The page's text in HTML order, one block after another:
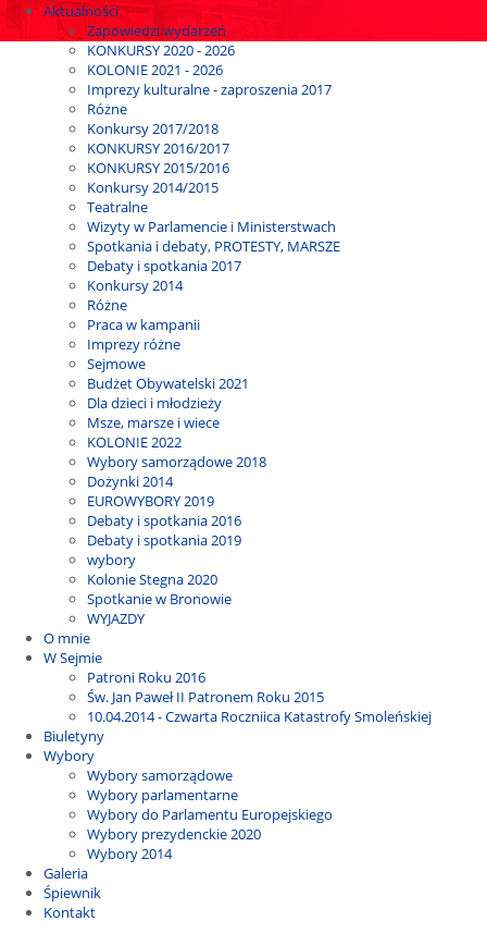
Aktualności
Zapowiedzi wydarzeń
KONKURSY 2020 - 2026
KOLONIE 2021 - 2026
Imprezy kulturalne - zaproszenia 2017
Różne
Konkursy 2017/2018
KONKURSY 2016/2017
KONKURSY 2015/2016
Konkursy 2014/2015
Teatralne
Wizyty w Parlamencie i Ministerstwach
Spotkania i debaty, PROTESTY, MARSZE
Debaty i spotkania 2017
Konkursy 2014
Różne
Praca w kampanii
Imprezy różne
Sejmowe
Budżet Obywatelski 2021
Dla dzieci i młodzieży
Msze, marsze i wiece
KOLONIE 2022
Wybory samorządowe 2018
Dożynki 2014
EUROWYBORY 2019
Debaty i spotkania 2016
Debaty i spotkania 2019
wybory
Kolonie Stegna 2020
Spotkanie w Bronowie
WYJAZDY
O mnie
W Sejmie
Patroni Roku 2016
Św. Jan Paweł II Patronem Roku 2015
10.04.2014 - Czwarta Roczniica Katastrofy Smoleńskiej
Biuletyny
Wybory
Wybory samorządowe
Wybory parlamentarne
Wybory do Parlamentu Europejskiego
Wybory prezydenckie 2020
Wybory 2014
Galeria
Śpiewnik
Kontakt